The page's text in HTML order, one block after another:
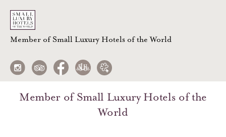
Member of Small Luxury Hotels of the World
Member of Small Luxury Hotels of the
World